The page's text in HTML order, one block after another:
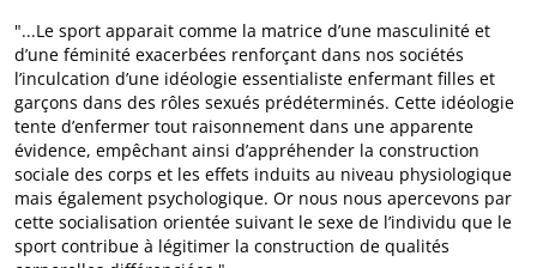
"...Le sport apparait comme la matrice d’une masculinité et
d’une féminité exacerbées renforçant dans nos sociétés
l’inculcation d’une idéologie essentialiste enfermant filles et
garçons dans des rôles sexués prédéterminés. Cette idéologie
tente d’enfermer tout raisonnement dans une apparente
évidence, empêchant ainsi d’appréhender la construction
sociale des corps et les effets induits au niveau physiologique
mais également psychologique. Or nous nous apercevons par
cette socialisation orientée suivant le sexe de l’individu que le
sport contribue à légitimer la construction de qualités